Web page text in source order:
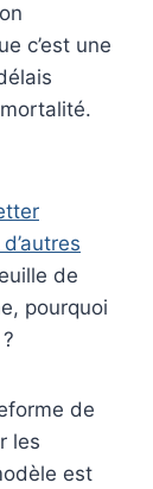
c’est une
de
pourquoi
de
les
est